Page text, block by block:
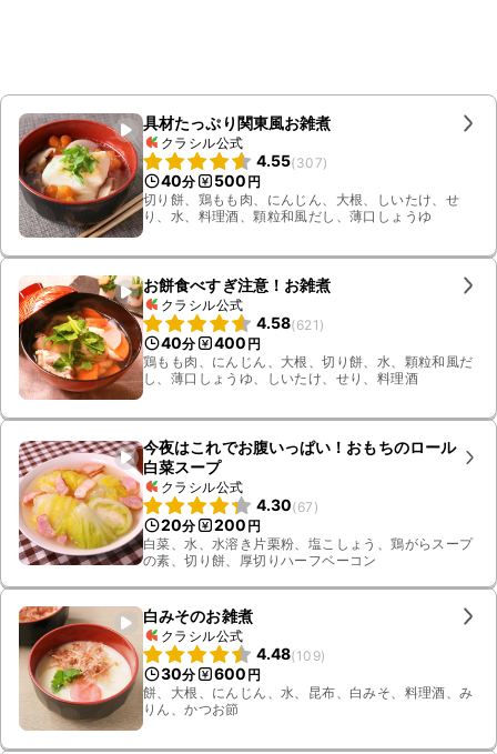
具材たっぷり関東風お雑煮
クラシル公式
4.55(307)
40分 500 円
切り餅、鶏もも肉、にんじん、大根、しいたけ、せ
り、水、料理酒、顆粒和風だし、薄口しょうゆ
お餅食べすぎ注意！お雑煮
クラシル公式
4.58(621 )
40分 400 円
鶏もも肉、にんじん、大根、切り餅、水、顆粒和風だ
し、薄口しょうゆ、しいたけ、せり、料理酒
今夜はこれでお腹いっぱい！おもちのロール
白菜スープ
クラシル公式
4.30(67 )
20分 200 円
白菜、水、水溶き片栗粉、塩こしょう、鶏がらスープ
の素、切り餅、厚切りハーフベーコン
白みそのお雑煮
クラシル公式
4.48(109)
30分 600 円
餅、大根、にんじん、水、昆布、白みそ、料理酒、み
りん、かつお節